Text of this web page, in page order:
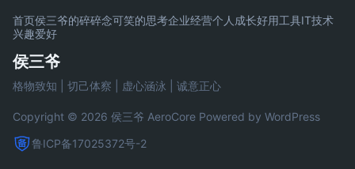
首页侯三爷的碎碎念可笑的思考企业经营个人成长好用工具IT技术
兴趣爱好
侯三爷
格物致知 | 切己体察 | 虚心涵泳 | 诚意正心
Copyright © 2026 侯三爷 AeroCore Powered by WordPress
鲁ICP备17025372号-2